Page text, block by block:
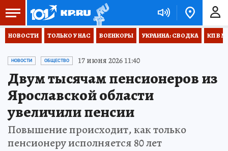
НОВОСТИ ТОЛЬКО У НАС ВОЕНКОРЫ УКРАИНА: СВОДКА КП В
НОВОСТИ ОБЩЕСТВО 17 июня 2026 11:40
Двум тысячам пенсионеров из
Ярославской области
увеличили пенсии
Повышение происходит, как только
пенсионеру исполняется 80 лет